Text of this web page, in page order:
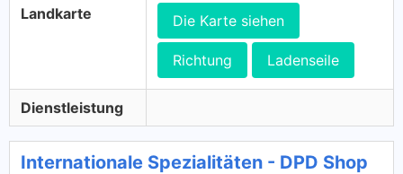
Landkarte Die Karte siehen
Richtung Ladenseile
Dienstleistung
Internationale Spezialitäten - DPD Shop